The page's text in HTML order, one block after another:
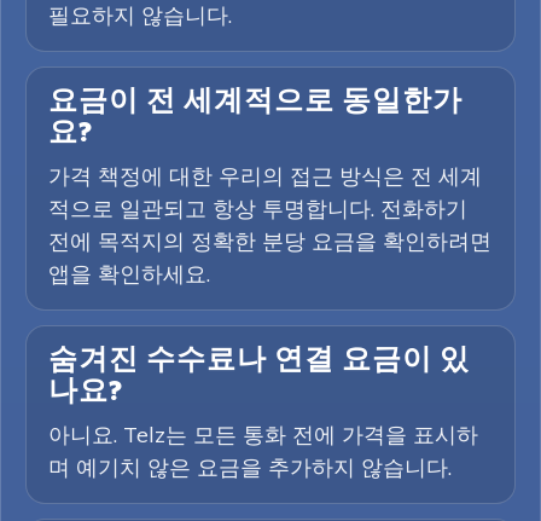
필요하지 않습니다.
요금이 전 세계적으로 동일한가
요?
가격 책정에 대한 우리의 접근 방식은 전 세계
적으로 일관되고 항상 투명합니다. 전화하기
전에 목적지의 정확한 분당 요금을 확인하려면
앱을 확인하세요.
숨겨진 수수료나 연결 요금이 있
나요?
아니요. Telz는 모든 통화 전에 가격을 표시하
며 예기치 않은 요금을 추가하지 않습니다.